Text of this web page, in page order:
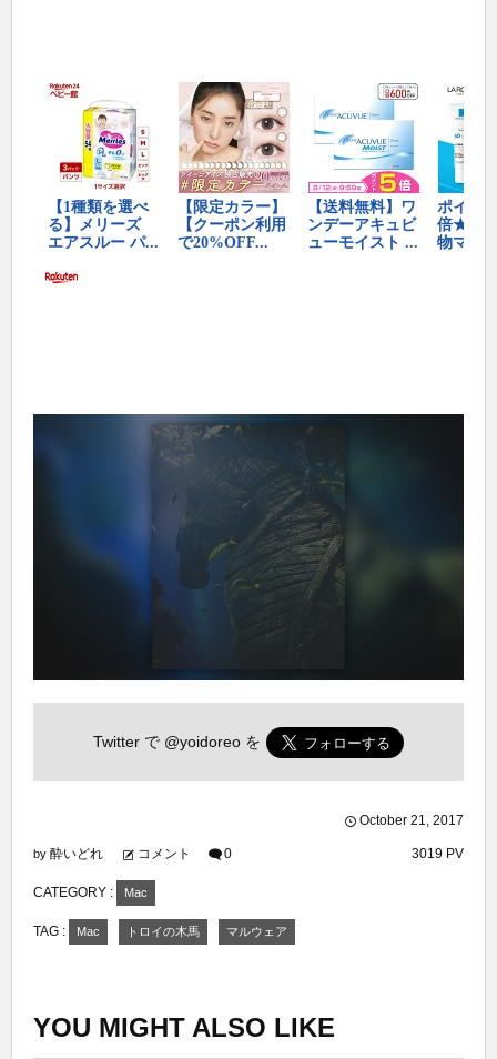
Twitter で @yoidoreo を
October 21, 2017
by 酔いどれ コメント 0 3019 PV
CATEGORY : Mac
TAG : Mac トロイの木馬 マルウェア
YOU MIGHT ALSO LIKE